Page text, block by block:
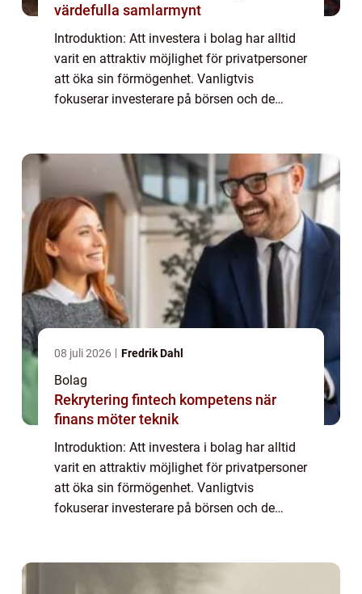
värdefulla samlarmynt
Introduktion: Att investera i bolag har alltid
varit en attraktiv möjlighet för privatpersoner
att öka sin förmögenhet. Vanligtvis
fokuserar investerare på börsen och de
08 juli 2026 Fredrik Dahl
Bolag
Rekrytering fintech kompetens när
finans möter teknik
Introduktion: Att investera i bolag har alltid
varit en attraktiv möjlighet för privatpersoner
att öka sin förmögenhet. Vanligtvis
fokuserar investerare på börsen och de